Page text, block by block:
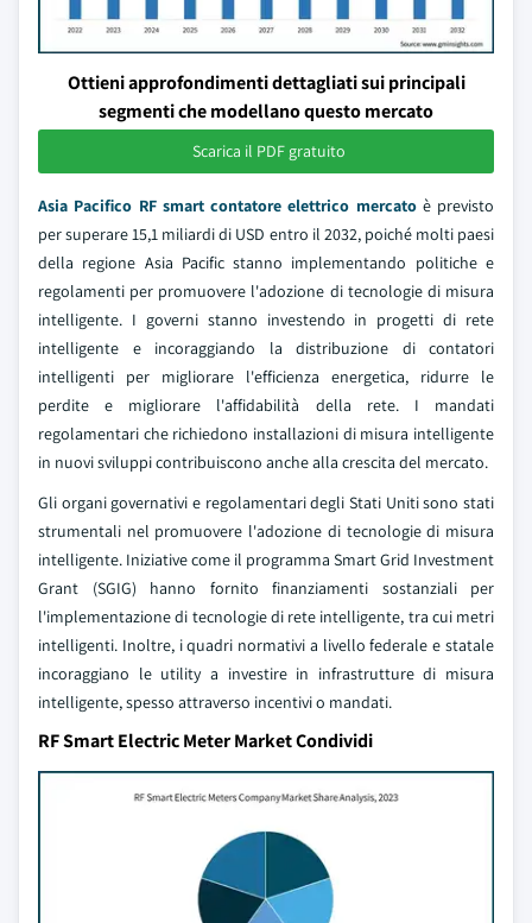
Ottieni approfondimenti dettagliati sui principali
segmenti che modellano questo mercato
Scarica il PDF gratuito
Asia Pacifico RF smart contatore elettrico mercatoè previsto
per superare 15,1 miliardi di USD entro il 2032, poiché molti paesi
della regione Asia Pacific stanno implementando politiche e
regolamenti per promuovere l'adozione di tecnologie di misura
intelligente. I governi stanno investendo in progetti di rete
intelligente e incoraggiando la distribuzione di contatori
intelligenti per migliorare l'efficienza energetica, ridurre le
perdite e migliorare l'affidabilità della rete. I mandati
regolamentari che richiedono installazioni di misura intelligente
in nuovi sviluppi contribuiscono anche alla crescita del mercato.
Gli organi governativi e regolamentari degli Stati Uniti sono stati
strumentali nel promuovere l'adozione di tecnologie di misura
intelligente. Iniziative come il programma Smart Grid Investment
Grant (SGIG) hanno fornito finanziamenti sostanziali per
l'implementazione di tecnologie di rete intelligente, tra cui metri
intelligenti. Inoltre, i quadri normativi a livello federale e statale
incoraggiano le utility a investire in infrastrutture di misura
intelligente, spesso attraverso incentivi o mandati.
RF Smart Electric Meter Market Condividi